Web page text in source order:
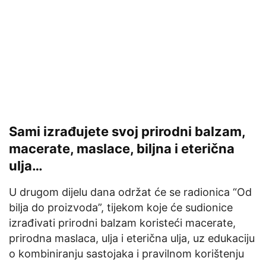
Sami izrađujete svoj prirodni balzam,
macerate, maslace, biljna i eterična
ulja…
U drugom dijelu dana održat će se radionica “Od
bilja do proizvoda”, tijekom koje će sudionice
izrađivati prirodni balzam koristeći macerate,
prirodna maslaca, ulja i eterična ulja, uz edukaciju
o kombiniranju sastojaka i pravilnom korištenju